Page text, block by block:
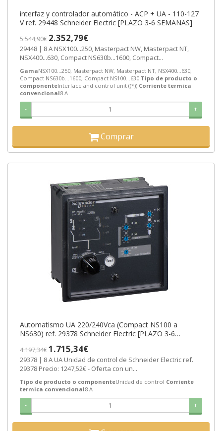
interfaz y controlador automático - ACP + UA - 110-127
V ref. 29448 Schneider Electric [PLAZO 3-6 SEMANAS]
5.544,90€ 2.352,79€
29448 | 8 A NSX100...250, Masterpact NW, Masterpact NT,
NSX400...630, Compact NS630b...1600, Compact...
GamaNSX100...250, Masterpact NW, Masterpact NT, NSX400...630,
Compact NS630b...1600, Compact NS100...630 Tipo de producto o
componenteInterface and control unit ((*)) Corriente termica
convencional8 A
- +
Comprar
Automatismo UA 220/240Vca (Compact NS100 a
NS630) ref. 29378 Schneider Electric [PLAZO 3-6
4.197,34€1.715,34€
29378 | 8 A UA Unidad de control de Schneider Electric ref.
29378 Precio: 1247,52€ - Oferta con un...
Tipo de producto o componenteUnidad de control Corriente
termica convencional8 A
- +